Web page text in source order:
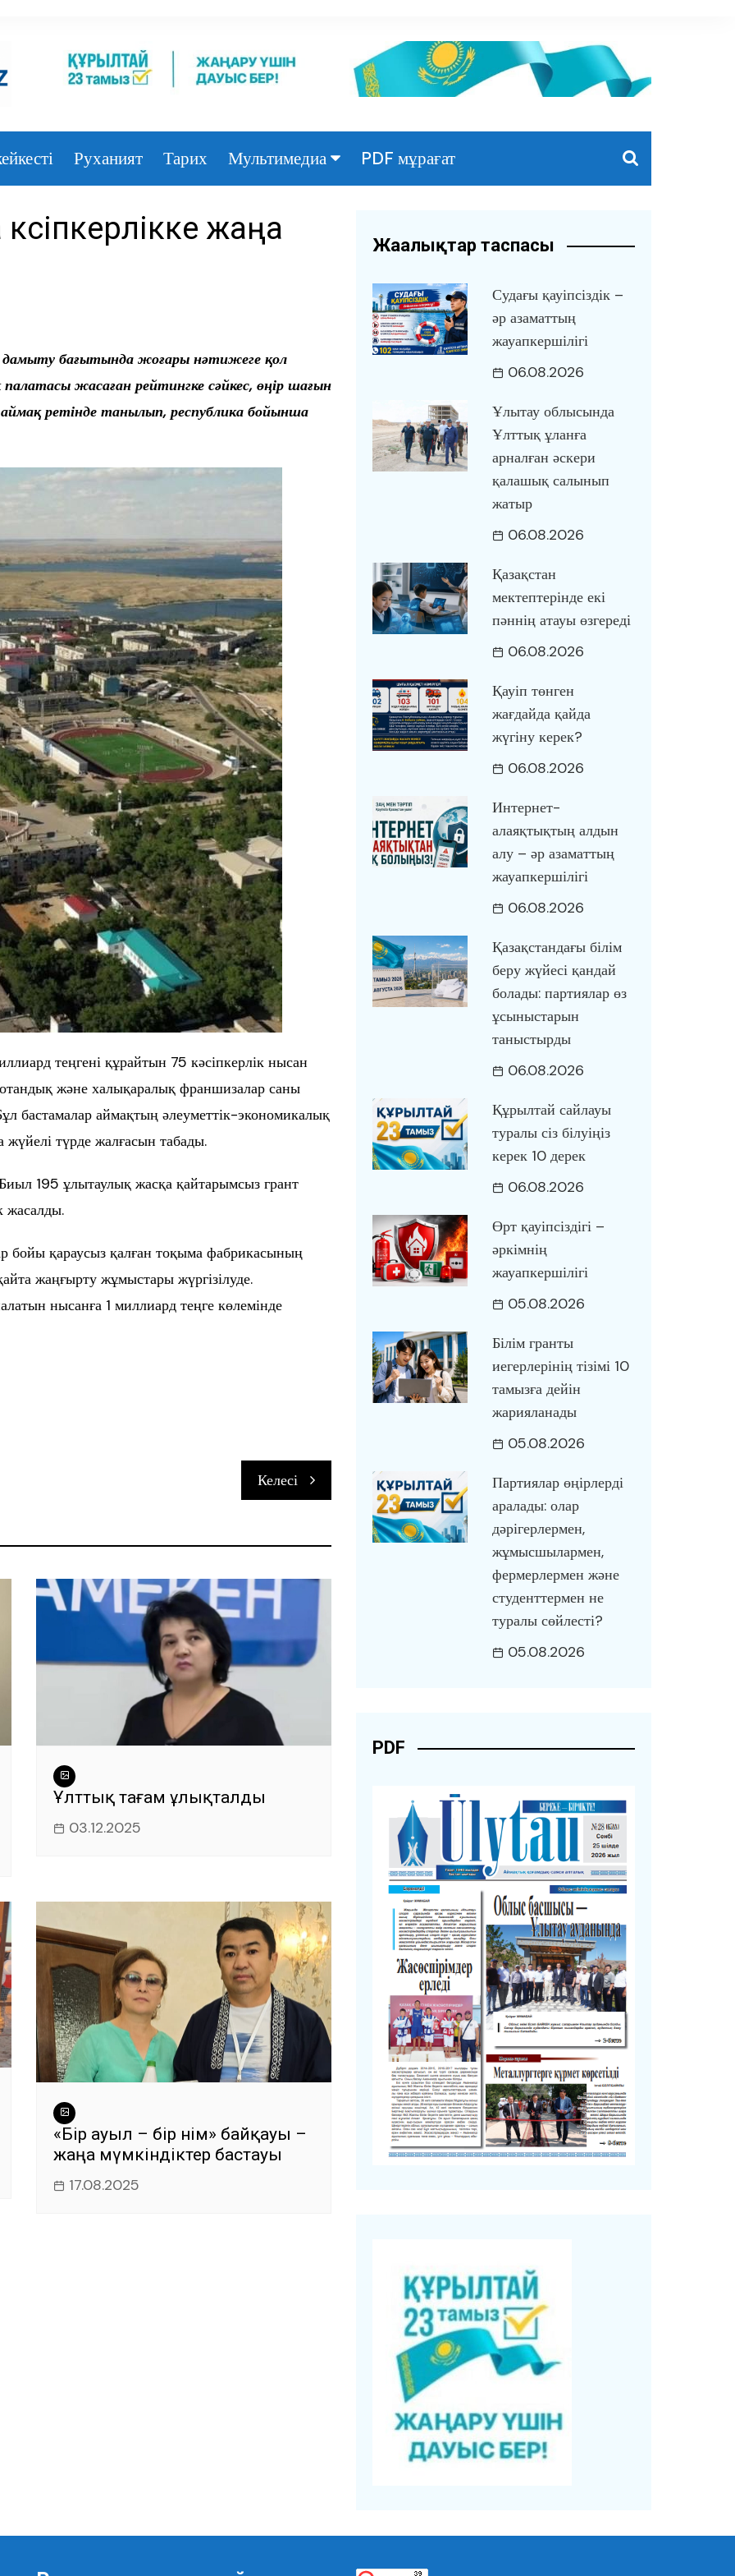
Руханият Тарих Мультимедиа
Видео
PDF мұрағат
жаңа
бағытында жоғары нәтижеге қол
жасаған рейтингке сәйкес, өңір шағын
ретінде танылып, республика бойынша
теңгені құрайтын 75 кәсіпкерлік нысан
және халықаралық франшизалар саны
бастамалар аймақтың әлеуметтік-экономикалық
жүйелі түрде жалғасын табады.
195 ұлытаулық жасқа қайтарымсыз грант
жасалды.
бойы қараусыз қалған тоқыма фабрикасының
жаңғырту жұмыстары жүргізілуде.
нысанға 1 миллиард теңге көлемінде
Келесі
Ұлттық тағам ұлықталды
03.12.2025
«Бір ауыл – бір өнім» байқауы –
жаңа мүмкіндіктер бастауы
17.08.2025
Жаңалықтар таспасы
Судағы қауіпсіздік –
әр азаматтың
жауапкершілігі
06.08.2026
Ұлытау облысында
Ұлттық ұланға
арналған әскери
қалашық салынып
жатыр
06.08.2026
Қазақстан
мектептерінде екі
пәннің атауы өзгереді
06.08.2026
Қауіп төнген
жағдайда қайда
жүгіну керек?
06.08.2026
Интернет-
алаяқтықтың алдын
алу – әр азаматтың
жауапкершілігі
06.08.2026
Қазақстандағы білім
беру жүйесі қандай
болады: партиялар өз
ұсыныстарын
таныстырды
06.08.2026
Құрылтай сайлауы
туралы сіз білуіңіз
керек 10 дерек
06.08.2026
Өрт қауіпсіздігі –
әркімнің
жауапкершілігі
05.08.2026
Білім гранты
иегерлерінің тізімі 10
тамызға дейін
жарияланады
05.08.2026
Партиялар өңірлерді
аралады: олар
дәрігерлермен,
жұмысшылармен,
фермерлермен және
студенттермен не
туралы сөйлесті?
05.08.2026
PDF